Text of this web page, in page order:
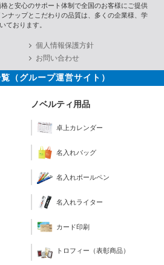
と安心のサポート体制で全国のお客様にご提供
ナップとこだわりの品質は、多くの企業様、学
ております。
個人情報保護方針
お問い合わせ
（グループ運営サイト）
ノベルティ用品
卓上カレンダー
名入れバッグ
名入れボールペン
名入れライター
カード印刷
トロフィー（表彰商品）